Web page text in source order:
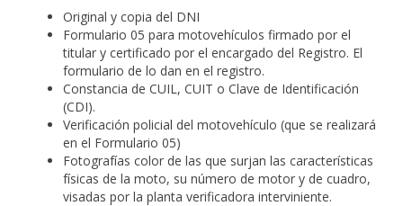
Original y copia del DNI
Formulario 05 para motovehículos firmado por el
titular y certificado por el encargado del Registro. El
formulario de lo dan en el registro.
Constancia de CUIL, CUIT o Clave de Identificación
(CDI).
Verificación policial del motovehículo (que se realizará
en el Formulario 05)
Fotografías color de las que surjan las características
físicas de la moto, su número de motor y de cuadro,
visadas por la planta verificadora interviniente.